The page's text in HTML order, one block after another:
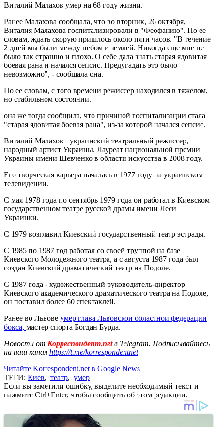
Виталий Малахов умер на 68 году жизни.
Ранее Малахова сообщала, что во вторник, 26 октября,
Виталия Малахова госпитализировали в "Феофанию". По ее
словам, ждать скорую пришлось около пяти часов. "В течение
2 дней мы были между небом и землей. Никогда еще мне не
было так страшно и плохо. О себе дала знать старая ядовитая
боевая рана и начался сепсис. Предугадать это было
невозможно", - сообщала она.
По ее словам, с того времени режиссер находился в тяжелом,
но стабильном состоянии.
она же тогда сообщила, что причиной госпитализации стала
"старая ядовитая боевая рана", из-за которой начался сепсис.
Виталий Малахов - украинский театральный режиссер,
народный артист Украины. Лауреат национальной премии
Украины имени Шевченко в области искусства в 2008 году.
Его творческая карьера началась в 1977 году на украинском
телевидении.
С мая 1978 года по сентябрь 1979 года он работал в Киевском
государственном театре русской драмы имени Леси
Украинки.
С 1979 возглавил Киевский государственный театр эстрады.
С 1985 по 1987 год работал со своей труппой на базе
Киевского Молодежного театра, а с августа 1987 года был
создан Киевский драматический театр на Подоле.
С 1987 года - художественный руководитель-директор
Киевского академического драматического театра на Подоле,
он поставил более 60 спектаклей.
Ранее во Львове умер глава Львовской областной федерации
бокса, мастер спорта Богдан Бурда.
Новости от Корреспондент.netв Telegram. Подписывайтесь
на наш канал https://t.me/korrespondentnet
Читайте Korrespondent.net в Google News
ТЕГИ: Киев, театр, умер
Если вы заметили ошибку, выделите необходимый текст и
нажмите Ctrl+Enter, чтобы сообщить об этом редакции.